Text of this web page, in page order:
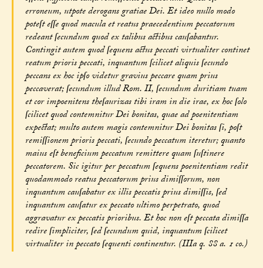
erroneum, utpote derogans gratiae Dei. Et ideo nullo modo
poteſt eſſe quod macula et reatus praecedentium peccatorum
redeant ſecundum quod ex talibus actibus cauſabantur.
Contingit autem quod ſequens actus peccati virtualiter continet
reatum prioris peccati, inquantum ſcilicet aliquis ſecundo
peccans ex hoc ipſo videtur gravius peccare quam prius
peccaverat; ſecundum illud Rom. II, ſecundum duritiam tuam
et cor impoenitens theſaurizas tibi iram in die irae, ex hoc ſolo
ſcilicet quod contemnitur Dei bonitas, quae ad poenitentiam
expectat; multo autem magis contemnitur Dei bonitas ſi, poſt
remiſſionem prioris peccati, ſecundo peccatum iteretur; quanto
maius eſt beneficium peccatum remittere quam ſuſtinere
peccatorem. Sic igitur per peccatum ſequens poenitentiam redit
quodammodo reatus peccatorum prius dimiſſorum, non
inquantum cauſabatur ex illis peccatis prius dimiſſis, ſed
inquantum cauſatur ex peccato ultimo perpetrato, quod
aggravatur ex peccatis prioribus. Et hoc non eſt peccata dimiſſa
redire ſimpliciter, ſed ſecundum quid, inquantum ſcilicet
virtualiter in peccato ſequenti continentur. (IIIa q. 88 a. 1 co.)